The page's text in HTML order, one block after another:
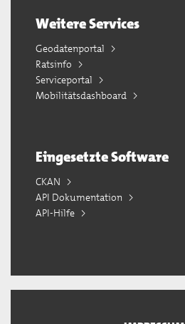
Weitere Services
Geodatenportal
Ratsinfo
Serviceportal
Mobilitätsdashboard
Eingesetzte Software
CKAN
API Dokumentation
API-Hilfe